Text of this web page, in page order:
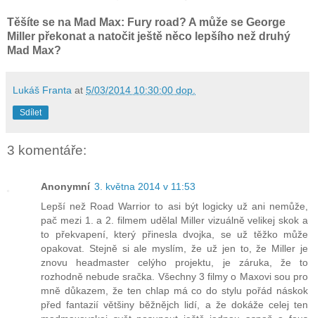
Těšíte se na Mad Max: Fury road? A může se George
Miller překonat a natočit ještě něco lepšího než druhý
Mad Max?
Lukáš Franta at 5/03/2014 10:30:00 dop.
Sdílet
3 komentáře:
Anonymní 3. května 2014 v 11:53
Lepší než Road Warrior to asi být logicky už ani nemůže,
pač mezi 1. a 2. filmem udělal Miller vizuálně velikej skok a
to překvapení, který přinesla dvojka, se už těžko může
opakovat. Stejně si ale myslím, že už jen to, že Miller je
znovu headmaster celýho projektu, je záruka, že to
rozhodně nebude sračka. Všechny 3 filmy o Maxovi sou pro
mně důkazem, že ten chlap má co do stylu pořád náskok
před fantazií většiny běžnějch lidí, a že dokáže celej ten